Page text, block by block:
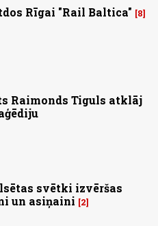
Rīgai "Rail Baltica" 8
Raimonds Tiguls atklāj
svētki izvēršas
un asiņaini
2